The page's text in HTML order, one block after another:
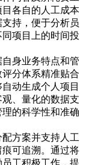
各自的人工成本
持，便于分析员
项目上的时间投
身业务特点和管
分体系精准贴合
动生成个人项目
、量化的数据支
的科学性和准确
方案并支持人工
可追溯。通过将